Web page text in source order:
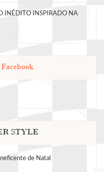
INÉDITO INSPIRADO NA
STYLE
de Natal